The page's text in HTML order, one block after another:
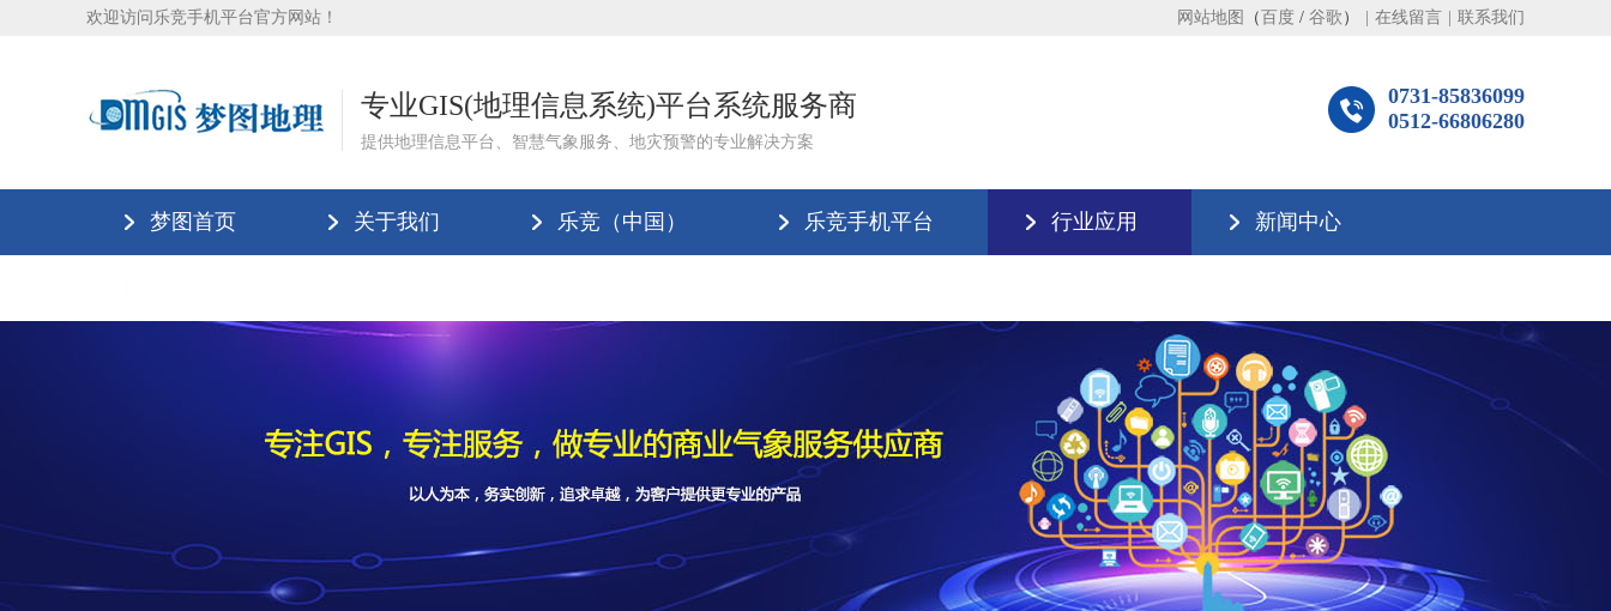
欢迎访问乐竞手机平台官方网站！ 网站地图 （ 百度 / 谷歌 ） 在线留言 联系我们
专业GIS(地理信息系统)平台系统服务商
提供地理信息平台、智慧气象服务、地灾预警的专业解决方案
0731-85836099
0512-66806280
梦图首页 关于我们 乐竞（中国） 乐竞手机平台 行业应用 新闻中心